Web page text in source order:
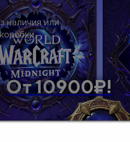
От 10900₽!
наличия или